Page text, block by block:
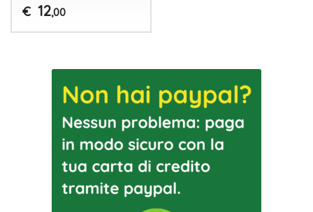
€ 12,00